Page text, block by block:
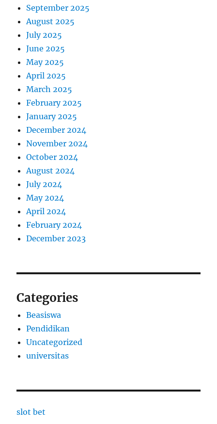
September 2025
August 2025
July 2025
June 2025
May 2025
April 2025
March 2025
February 2025
January 2025
December 2024
November 2024
October 2024
August 2024
July 2024
May 2024
April 2024
February 2024
December 2023
Categories
Beasiswa
Pendidikan
Uncategorized
universitas
slot bet